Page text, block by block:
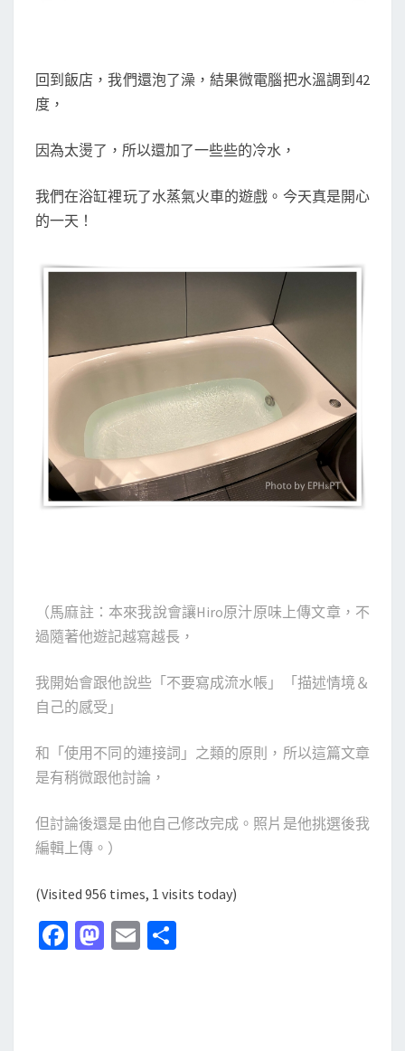
回到飯店，我們還泡了澡，結果微電腦把水溫調到42
度，
因為太燙了，所以還加了一些些的冷水，
我們在浴缸裡玩了水蒸氣火車的遊戲。今天真是開心
的一天！
（馬麻註：本來我說會讓Hiro原汁原味上傳文章，不
過隨著他遊記越寫越長，
我開始會跟他說些「不要寫成流水帳」「描述情境＆
自己的感受」
和「使用不同的連接詞」之類的原則， 所以這篇文章
是有稍微跟他討論，
但討論後還是由他自己修改完成。照片是他挑選後我
編輯上傳。）
(Visited 956 times, 1 visits today)
Fa M E